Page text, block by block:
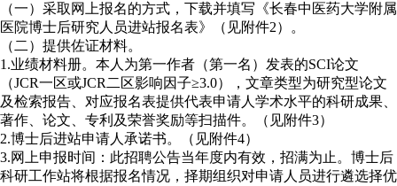
（一）采取网上报名的方式，下载并填写《长春中医药大学附属
医院博士后研究人员进站报名表》（见附件2）。
（二）提供佐证材料。
1.业绩材料册。本人为第一作者（第一名）发表的SCI论文
（JCR一区或JCR二区影响因子≥3.0），文章类型为研究型论文
及检索报告、对应报名表提供代表申请人学术水平的科研成果、
著作、论文、专利及荣誉奖励等扫描件。（见附件3）
2.博士后进站申请人承诺书。（见附件4）
3.网上申报时间：此招聘公告当年度内有效，招满为止。博士后
科研工作站将根据报名情况，择期组织对申请人员进行遴选择优